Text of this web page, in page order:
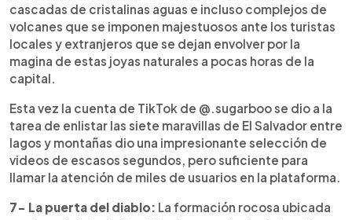
cascadas de cristalinas aguas e incluso complejos de
volcanes que se imponen majestuosos ante los turistas
locales y extranjeros que se dejan envolver por la
magina de estas joyas naturales a pocas horas de la
capital.
Esta vez la cuenta de TikTok de @.sugarboo se dio a la
tarea de enlistar las siete maravillas de El Salvador entre
lagos y montañas dio una impresionante selección de
videos de escasos segundos, pero suficiente para
llamar la atención de miles de usuarios en la plataforma.
7- La puerta del diablo: La formación rocosa ubicada